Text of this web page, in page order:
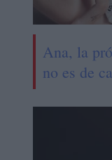
Ana, la
no es de